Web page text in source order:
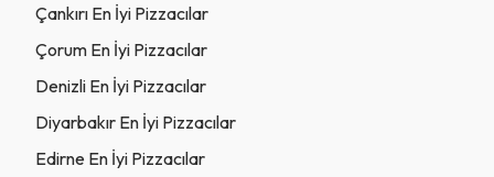
Çankırı En İyi Pizzacılar
Çorum En İyi Pizzacılar
Denizli En İyi Pizzacılar
Diyarbakır En İyi Pizzacılar
Edirne En İyi Pizzacılar